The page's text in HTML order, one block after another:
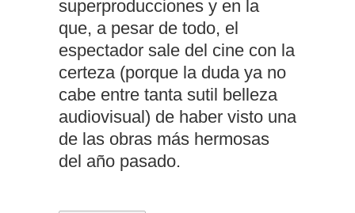
superproducciones y en la
que, a pesar de todo, el
espectador sale del cine con la
certeza (porque la duda ya no
cabe entre tanta sutil belleza
audiovisual) de haber visto una
de las obras más hermosas
del año pasado.